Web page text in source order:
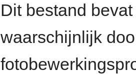
Dit bestand
waarschijnlijk